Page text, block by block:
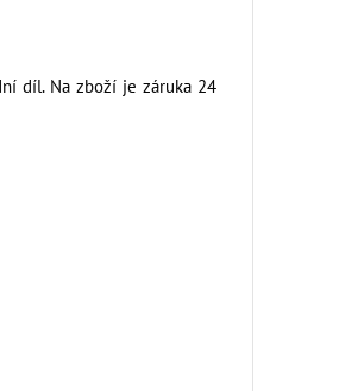
díl. Na zboží je záruka 24